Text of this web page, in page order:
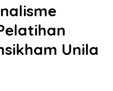
Unila